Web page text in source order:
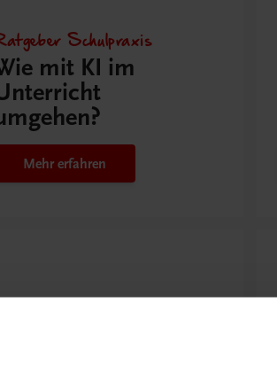
Schulpraxis
mit KI im
Mehr erfahren